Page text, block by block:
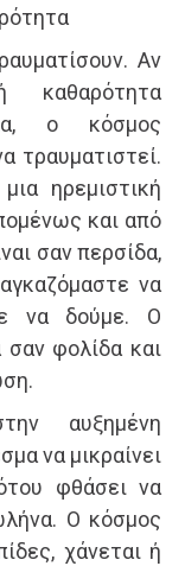
Αν
ο κόσμος
τραυματιστεί.
ηρεμιστική
και από
σαν περσίδα,
να
να δούμε. Ο
σαν φολίδα και
αυξημένη
να μικραίνει
φθάσει να
Ο κόσμος
χάνεται ή